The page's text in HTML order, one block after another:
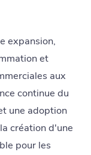
expansion,
et
aux
continue du
une adoption
création d'une
pour les